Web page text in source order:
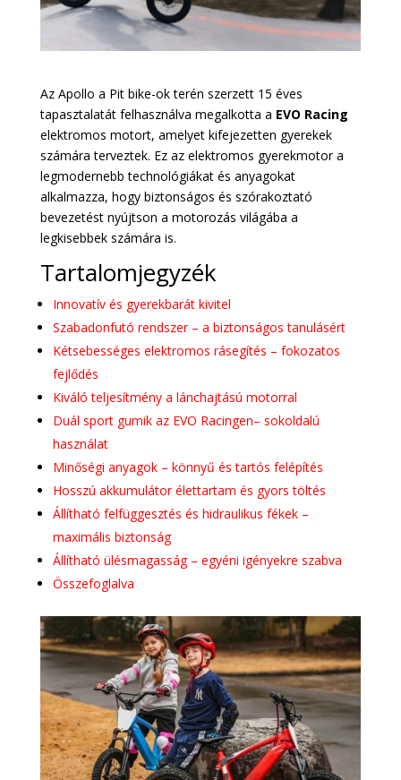
Az Apollo a Pit bike-ok terén szerzett 15 éves
tapasztalatát felhasználva megalkotta a EVO Racing
elektromos motort, amelyet kifejezetten gyerekek
számára terveztek. Ez az elektromos gyerekmotor a
legmodernebb technológiákat és anyagokat
alkalmazza, hogy biztonságos és szórakoztató
bevezetést nyújtson a motorozás világába a
legkisebbek számára is.
Tartalomjegyzék
Innovatív és gyerekbarát kivitel
Szabadonfutó rendszer – a biztonságos tanulásért
Kétsebességes elektromos rásegítés – fokozatos
fejlődés
Kiváló teljesítmény a lánchajtású motorral
Duál sport gumik az EVO Racingen– sokoldalú
használat
Minőségi anyagok – könnyű és tartós felépítés
Hosszú akkumulátor élettartam és gyors töltés
Állítható felfüggesztés és hidraulikus fékek –
maximális biztonság
Állítható ülésmagasság – egyéni igényekre szabva
Összefoglalva